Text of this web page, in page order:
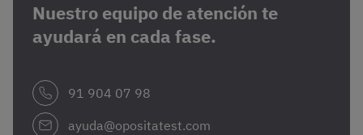
Nuestro equipo de atención te
ayudará en cada fase.
91 904 07 98
ayuda@opositatest.com